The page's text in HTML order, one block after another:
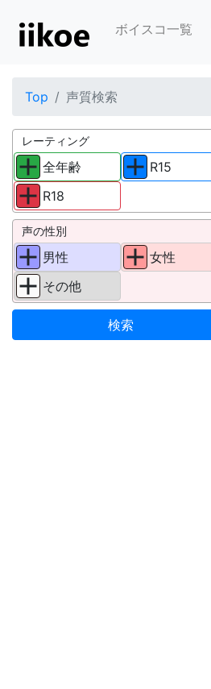
ボイスコ一覧
Top 声質検索
レーティング
全年齢
R18
R15
声の性別
男性
その他
女性